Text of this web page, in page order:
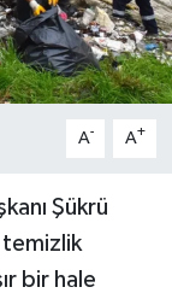
A- A+
Şükrü
temizlik
bir hale